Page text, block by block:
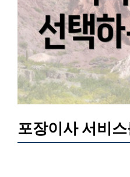
포장이사 서비